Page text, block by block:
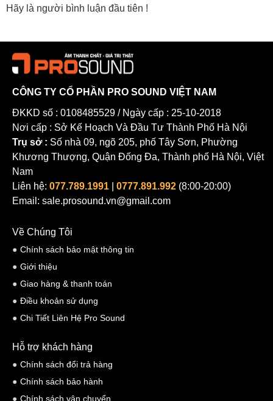
Hãy là người bình luận đầu tiên !
CÔNG TY CỔ PHẦN PRO SOUND VIỆT NAM
ĐKKD số : 0108485529 / Ngày cấp : 25-10-2018
Nơi cấp : Sở Kế Hoạch Và Đầu Tư Thành Phố Hà Nội
Trụ sở : Số nhà 09, ngõ 205, phố Tây Sơn, Phường
Khương Thượng, Quận Đống Đa, Thành phố Hà Nội, Việt
Nam
Liên hệ: 077.789.1991 0777.891.992 (8:00-20:00)
Email: sale.prosound.vn@gmail.com
Về Chúng Tôi
Chính sách bảo mật thông tin
Giới thiệu
Giao hàng & thanh toán
Điều khoản sử dụng
Chi Tiết Liên Hệ Pro Sound
Hỗ trợ khách hàng
Chính sách đổi trả hàng
Chính sách bảo hành
Chính sách vận chuyển